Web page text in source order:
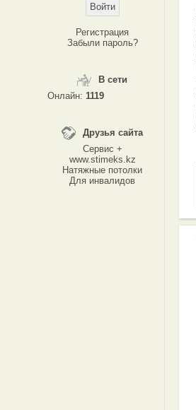
Регистрация
Забыли пароль?
В сети
Онлайн: 1119
Друзья сайта
Сервис +
www.stimeks.kz
Натяжные потолки
Для инвалидов